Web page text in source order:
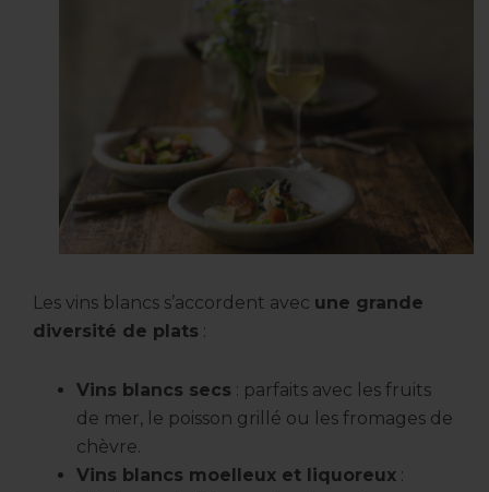
Les vins blancs s’accordent avec une grande
diversité de plats :
Vins blancs secs : parfaits avec les fruits
de mer, le poisson grillé ou les fromages de
chèvre.
Vins blancs moelleux et liquoreux :